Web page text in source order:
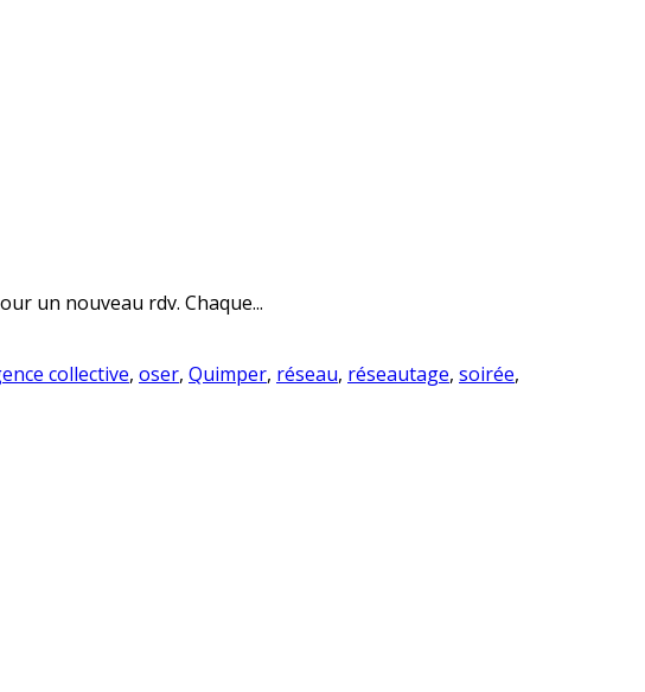
un nouveau rdv. Chaque...
collective, oser, Quimper, réseau, réseautage, soirée,